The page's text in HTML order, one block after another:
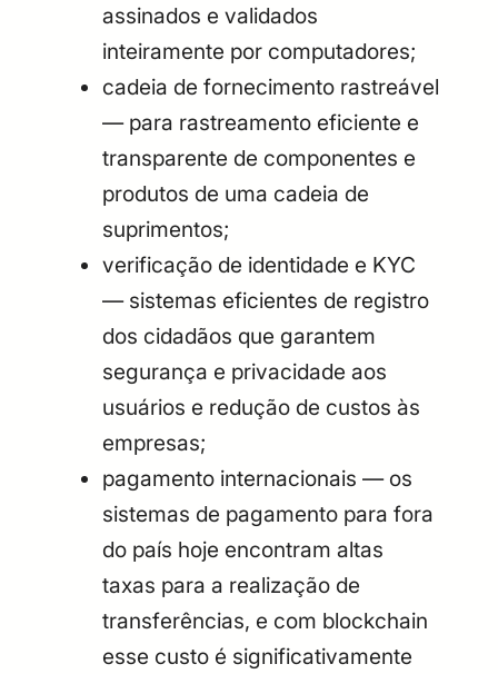
assinados e validados
inteiramente por computadores;
cadeia de fornecimento rastreável
— para rastreamento eficiente e
transparente de componentes e
produtos de uma cadeia de
suprimentos;
verificação de identidade e KYC
— sistemas eficientes de registro
dos cidadãos que garantem
segurança e privacidade aos
usuários e redução de custos às
empresas;
pagamento internacionais — os
sistemas de pagamento para fora
do país hoje encontram altas
taxas para a realização de
transferências, e com blockchain
esse custo é significativamente